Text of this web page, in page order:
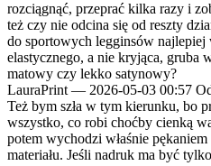
rozciągnąć, przeprać kilka razy i
też czy nie odcina się od reszty
do sportowych legginsów najlepiej
elastycznego, a nie kryjąca, gruba
matowy czy lekko satynowy?
LauraPrint — 2026-05-03 00:57
Też bym szła w tym kierunku, bo
wszystko, co robi choćby cienką
potem wychodzi właśnie
materiału. Jeśli nadruk ma być